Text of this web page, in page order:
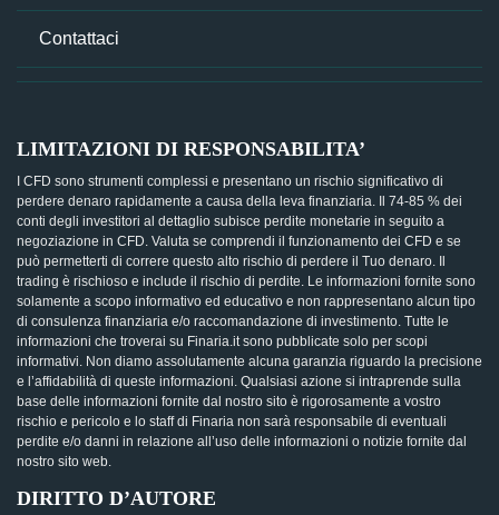
Contattaci
LIMITAZIONI DI RESPONSABILITA’
I CFD sono strumenti complessi e presentano un rischio significativo di
perdere denaro rapidamente a causa della leva finanziaria. Il 74-85 % dei
conti degli investitori al dettaglio subisce perdite monetarie in seguito a
negoziazione in CFD. Valuta se comprendi il funzionamento dei CFD e se
può permetterti di correre questo alto rischio di perdere il Tuo denaro. Il
trading è rischioso e include il rischio di perdite. Le informazioni fornite sono
solamente a scopo informativo ed educativo e non rappresentano alcun tipo
di consulenza finanziaria e/o raccomandazione di investimento. Tutte le
informazioni che troverai su Finaria.it sono pubblicate solo per scopi
informativi. Non diamo assolutamente alcuna garanzia riguardo la precisione
e l’affidabilità di queste informazioni. Qualsiasi azione si intraprende sulla
base delle informazioni fornite dal nostro sito è rigorosamente a vostro
rischio e pericolo e lo staff di Finaria non sarà responsabile di eventuali
perdite e/o danni in relazione all’uso delle informazioni o notizie fornite dal
nostro sito web.
DIRITTO D’AUTORE